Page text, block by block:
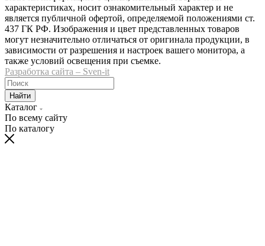
характеристиках, носит ознакомительный характер и не
является публичной офертой, определяемой положениями ст.
437 ГК РФ. Изображения и цвет представленных товаров
могут незначительно отличаться от оригинала продукции, в
зависимости от разрешения и настроек вашего монитора, а
также условий освещения при съемке.
Разработка сайта – Sven-it
Найти
Каталог
По всему сайту
По каталогу